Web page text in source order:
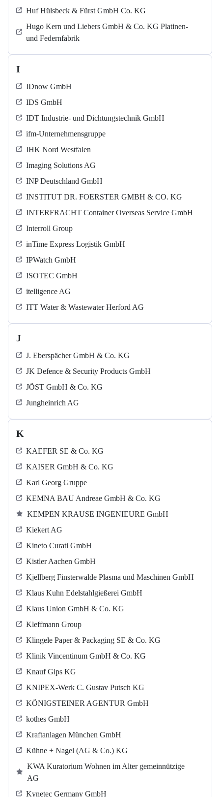
Huf Hülsbeck & Fürst GmbH Co. KG
Hugo Kern und Liebers GmbH & Co. KG Platinen-
und Federnfabrik
I
IDnow GmbH
IDS GmbH
IDT Industrie- und Dichtungstechnik GmbH
ifm-Unternehmensgruppe
IHK Nord Westfalen
Imaging Solutions AG
INP Deutschland GmbH
INSTITUT DR. FOERSTER GMBH & CO. KG
INTERFRACHT Container Overseas Service GmbH
Interroll Group
inTime Express Logistik GmbH
IPWatch GmbH
ISOTEC GmbH
itelligence AG
ITT Water & Wastewater Herford AG
J
J. Eberspächer GmbH & Co. KG
JK Defence & Security Products GmbH
JÖST GmbH & Co. KG
Jungheinrich AG
K
KAEFER SE & Co. KG
KAISER GmbH & Co. KG
Karl Georg Gruppe
KEMNA BAU Andreae GmbH & Co. KG
KEMPEN KRAUSE INGENIEURE GmbH
Kiekert AG
Kineto Curati GmbH
Kistler Aachen GmbH
Kjellberg Finsterwalde Plasma und Maschinen GmbH
Klaus Kuhn Edelstahlgießerei GmbH
Klaus Union GmbH & Co. KG
Kleffmann Group
Klingele Paper & Packaging SE & Co. KG
Klinik Vincentinum GmbH & Co. KG
Knauf Gips KG
KNIPEX-Werk C. Gustav Putsch KG
KÖNIGSTEINER AGENTUR GmbH
kothes GmbH
Kraftanlagen München GmbH
Kühne + Nagel (AG & Co.) KG
KWA Kuratorium Wohnen im Alter gemeinnützige
AG
Kynetec Germany GmbH